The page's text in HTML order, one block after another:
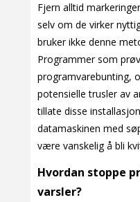
Fjern alltid
selv om de virker
bruker ikke denne
Programmer som
programvarebunting,
potensielle trusler av
tillate disse
datamaskinen med
være vanskelig å bli
Hvordan stoppe
varsler?